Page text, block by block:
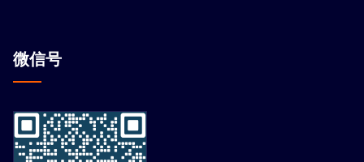
微信号